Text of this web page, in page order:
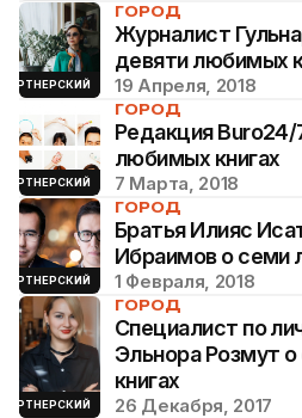
ПАРТНЕРСКИЙ
ГОРОД
Журналист
девяти любимых
19 Апреля, 2018
ПАРТНЕРСКИЙ
ГОРОД
Редакция
любимых книгах
7 Марта, 2018
ПАРТНЕРСКИЙ
ГОРОД
Братья Илияс
Ибраимов о семи
1 Февраля, 2018
ПАРТНЕРСКИЙ
ГОРОД
Специалист по
Эльнора Розмут
книгах
26 Декабря, 2017